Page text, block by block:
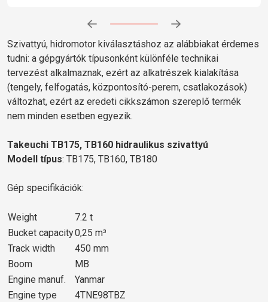
Szivattyú, hidromotor kiválasztáshoz az alábbiakat érdemes
tudni: a gépgyártók típusonként különféle technikai
tervezést alkalmaznak, ezért az alkatrészek kialakítása
(tengely, felfogatás, központosító-perem, csatlakozások)
változhat, ezért az eredeti cikkszámon szereplő termék
nem minden esetben egyezik.
Takeuchi TB175, TB160 hidraulikus szivattyú
Modell típus: TB175, TB160, TB180
Gép specifikációk:
Weight
7.2 t
Bucket capacity0,25 m³
Track width
450 mm
Boom
MB
Engine manuf.
Yanmar
Engine type
4TNE98TBZ